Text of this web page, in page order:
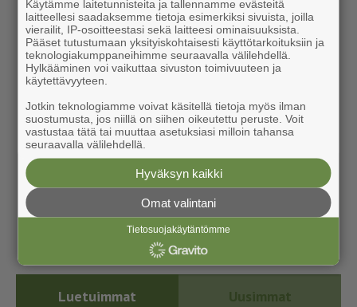
Luetuimmat Uusimmat
Käytämme laitetunnisteita ja tallennamme evästeitä
laitteellesi saadaksemme tietoja esimerkiksi sivuista, joilla
vierailit, IP-osoitteestasi sekä laitteesi ominaisuuksista.
Pääset tutustumaan yksityiskohtaisesti käyttötarkoituksiin ja
teknologiakumppaneihimme seuraavalla välilehdellä.
Hylkääminen voi vaikuttaa sivuston toimivuuteen ja
käytettävyyteen.
Jotkin teknologiamme voivat käsitellä tietoja myös ilman
suostumusta, jos niillä on siihen oikeutettu peruste. Voit
vastustaa tätä tai muuttaa asetuksiasi milloin tahansa
seuraavalla välilehdellä.
Hyväksyn kaikki
Omat valintani
Tietosuojakäytäntömme